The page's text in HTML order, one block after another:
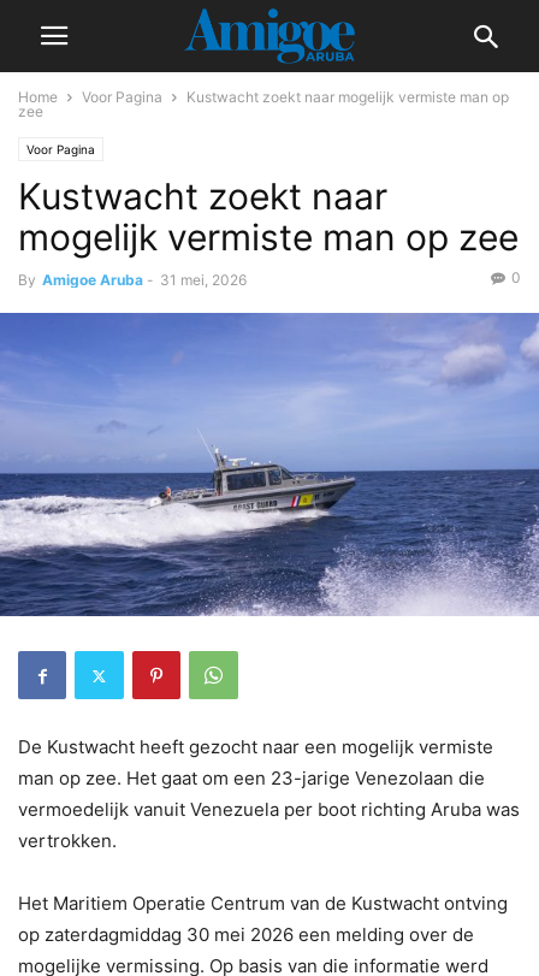
Home Voor Pagina
Kustwacht zoekt naar mogelijk vermiste man op
zee
Voor Pagina
Kustwacht zoekt naar
mogelijk vermiste man op zee
By Amigoe Aruba - 31 mei, 2026 0
De Kustwacht heeft gezocht naar een mogelijk vermiste
man op zee. Het gaat om een 23-jarige Venezolaan die
vermoedelijk vanuit Venezuela per boot richting Aruba was
vertrokken.
Het Maritiem Operatie Centrum van de Kustwacht ontving
op zaterdagmiddag 30 mei 2026 een melding over de
mogelijke vermissing. Op basis van die informatie werd